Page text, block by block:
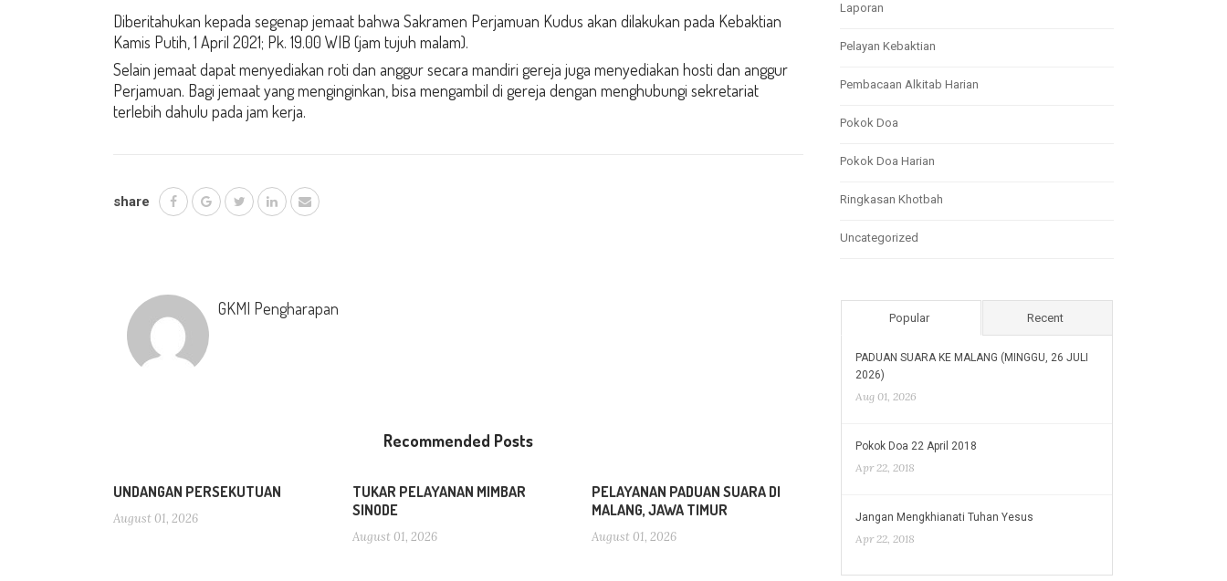
Diberitahukan kepada segenap jemaat bahwa Sakramen Perjamuan Kudus akan dilakukan pada Kebaktian
Kamis Putih, 1 April 2021; Pk. 19.00 WIB (jam tujuh malam).
Selain jemaat dapat menyediakan roti dan anggur secara mandiri gereja juga menyediakan hosti dan anggur
Perjamuan. Bagi jemaat yang menginginkan, bisa mengambil di gereja dengan menghubungi sekretariat
terlebih dahulu pada jam kerja.
share
GKMI Pengharapan
Recommended Posts
UNDANGAN PERSEKUTUAN
August 01, 2026
TUKAR PELAYANAN MIMBAR
SINODE
August 01, 2026
PELAYANAN PADUAN SUARA DI
MALANG, JAWA TIMUR
August 01, 2026
Laporan
Pelayan Kebaktian
Pembacaan Alkitab Harian
Pokok Doa
Pokok Doa Harian
Ringkasan Khotbah
Uncategorized
Popular Recent
PADUAN SUARA KE MALANG (MINGGU, 26 JULI
2026)
Aug 01, 2026
Pokok Doa 22 April 2018
Apr 22, 2018
Jangan Mengkhianati Tuhan Yesus
Apr 22, 2018